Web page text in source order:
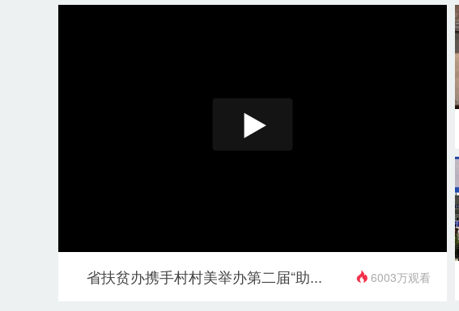
00:00/00:00
6003万观看
省扶贫办携手村村美举办第二届“助...